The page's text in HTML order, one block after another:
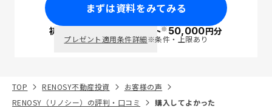
まずは資料をみてみる
初回面談で ポイント※50,000円分
プレゼント適用条件詳細※条件・上限あり
TOP RENOSY不動産投資
お客様の声
RENOSY（リノシー）の評判・口コミ
購入してよかった